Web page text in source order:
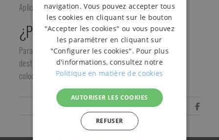
Aplicarlo como cualquier otra cinta adhesiva.
¿Para quién?
Para empresas con productos de necesiten condiciones
destacables como productos frágiles, peligrosos, con
colocación vertical, etc.
Comparte
navigation. Vous pouvez accepter tous
les cookies en cliquant sur le bouton
"Accepter les cookies" ou vous pouvez
les paramétrer en cliquant sur
"Configurer les cookies". Pour plus
d'informations, consultez notre
Politique en matière de cookies
AUTORISER LES COOKIES
REFUSER